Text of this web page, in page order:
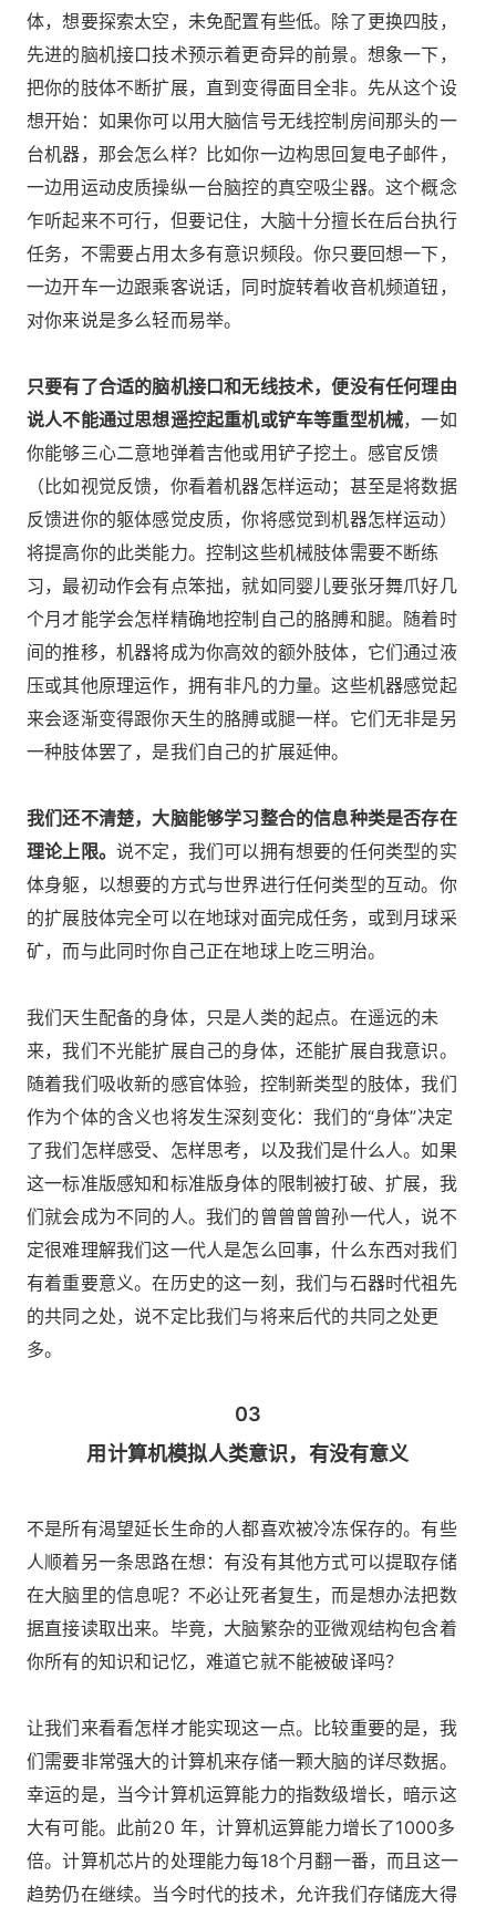
体，想要探索太空，未免配置有些低。除了更换四肢，
先进的脑机接口技术预示着更奇异的前景。想象一下，
把你的肢体不断扩展，直到变得面目全非。先从这个设
想开始：如果你可以用大脑信号无线控制房间那头的一
台机器，那会怎么样？比如你一边构思回复电子邮件，
一边用运动皮质操纵一台脑控的真空吸尘器。这个概念
乍听起来不可行，但要记住，大脑十分擅长在后台执行
任务，不需要占用太多有意识频段。你只要回想一下，
一边开车一边跟乘客说话，同时旋转着收音机频道钮，
对你来说是多么轻而易举。
只要有了合适的脑机接口和无线技术，便没有任何理由
说人不能通过思想遥控起重机或铲车等重型机械，一如
你能够三心二意地弹着吉他或用铲子挖土。感官反馈
（比如视觉反馈，你看着机器怎样运动；甚至是将数据
反馈进你的躯体感觉皮质，你将感觉到机器怎样运动）
将提高你的此类能力。控制这些机械肢体需要不断练
习，最初动作会有点笨拙，就如同婴儿要张牙舞爪好几
个月才能学会怎样精确地控制自己的胳膊和腿。随着时
间的推移，机器将成为你高效的额外肢体，它们通过液
压或其他原理运作，拥有非凡的力量。这些机器感觉起
来会逐渐变得跟你天生的胳膊或腿一样。它们无非是另
一种肢体罢了，是我们自己的扩展延伸。
我们还不清楚，大脑能够学习整合的信息种类是否存在
理论上限。 说不定，我们可以拥有想要的任何类型的实
体身躯，以想要的方式与世界进行任何类型的互动。你
的扩展肢体完全可以在地球对面完成任务，或到月球采
矿，而与此同时你自己正在地球上吃三明治。
我们天生配备的身体，只是人类的起点。在遥远的未
来，我们不光能扩展自己的身体，还能扩展自我意识。
随着我们吸收新的感官体验，控制新类型的肢体，我们
作为个体的含义也将发生深刻变化：我们的“身体”决定
了我们怎样感受、怎样思考，以及我们是什么人。如果
这一标准版感知和标准版身体的限制被打破、扩展，我
们就会成为不同的人。我们的曾曾曾曾孙一代人，说不
定很难理解我们这一代人是怎么回事，什么东西对我们
有着重要意义。在历史的这一刻，我们与石器时代祖先
的共同之处，说不定比我们与将来后代的共同之处更
多。
03
用计算机模拟人类意识，有没有意义
不是所有渴望延长生命的人都喜欢被冷冻保存的。有些
人顺着另一条思路在想：有没有其他方式可以提取存储
在大脑里的信息呢？不必让死者复生，而是想办法把数
据直接读取出来。毕竟，大脑繁杂的亚微观结构包含着
你所有的知识和记忆，难道它就不能被破译吗？
让我们来看看怎样才能实现这一点。比较重要的是，我
们需要非常强大的计算机来存储一颗大脑的详尽数据。
幸运的是，当今计算机运算能力的指数级增长，暗示这
大有可能。此前20 年，计算机运算能力增长了1000多
倍。计算机芯片的处理能力每18个月翻一番，而且这一
趋势仍在继续。当今时代的技术，允许我们存储庞大得